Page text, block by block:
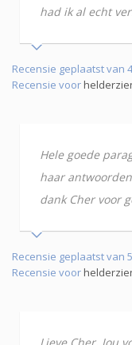
had ik al echt
Recensie geplaatst van
Recensie voor
Hele goede
haar
dank Cher voor
Recensie geplaatst van 5
Recensie voor